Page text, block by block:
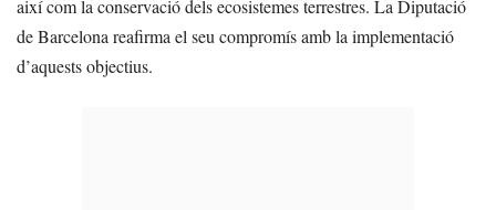
així com la conservació dels ecosistemes terrestres. La Diputació
de Barcelona reafirma el seu compromís amb la implementació
d’aquests objectius.